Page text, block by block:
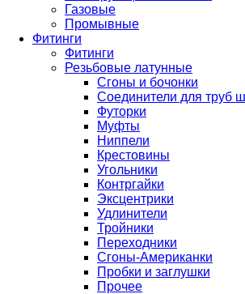
Газовые
Промывные
Фитинги
Фитинги
Резьбовые латунные
Сгоны и бочонки
Соединители для труб
Футорки
Муфты
Ниппели
Крестовины
Угольники
Контргайки
Эксцентрики
Удлинители
Тройники
Переходники
Сгоны-Американки
Пробки и заглушки
Прочее